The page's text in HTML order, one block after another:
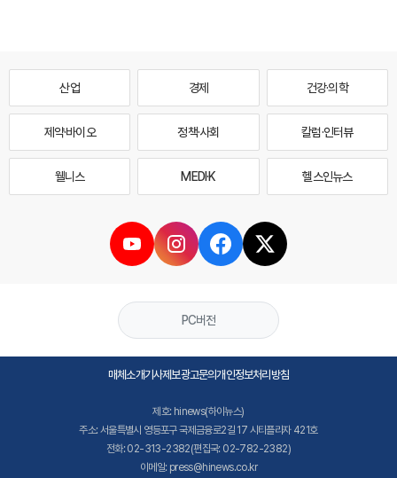
산업 경제 건강·의학
제약·바이오 정책·사회 칼럼·인터뷰
웰니스 MEDI·K 헬스인뉴스
PC버전
매체소개기사제보광고문의개인정보처리방침
제호: hinews(하이뉴스)
주소: 서울특별시 영등포구 국제금융로2길 17 시티플라자 421호
전화: 02-313-2382(편집국: 02-782-2382)
이메일: press@hinews.co.kr